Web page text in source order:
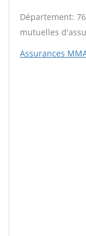
Département: 76
mutuelles
Assurances